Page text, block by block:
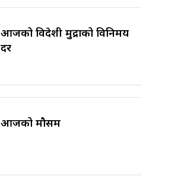
आजको विदेशी मुद्राको विनिमय
दर
आजको मौसम